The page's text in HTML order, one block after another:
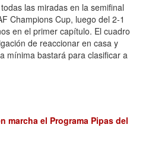
las miradas en la semifinal
Champions Cup, luego del 2-1
en el primer capítulo. El cuadro
de reaccionar en casa y
mínima bastará para clasificar a
marcha el Programa Pipas del